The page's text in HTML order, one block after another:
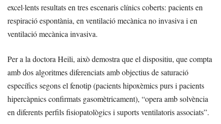
excel·lents resultats en tres escenaris clínics coberts: pacients en
respiració espontània, en ventilació mecànica no invasiva i en
ventilació mecànica invasiva.
Per a la doctora Heili, això demostra que el dispositiu, que compta
amb dos algoritmes diferenciats amb objectius de saturació
específics segons el fenotip (pacients hipoxèmics purs i pacients
hipercàpnics confirmats gasomètricament), “opera amb solvència
en diferents perfils fisiopatològics i suports ventilatoris associats”.